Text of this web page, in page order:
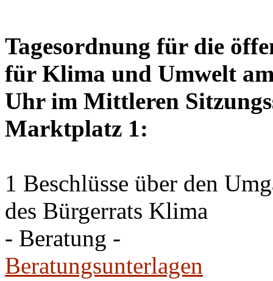
Tagesordnung für die
für Klima und Umwelt
Uhr im Mittleren
Marktplatz 1:
1 Beschlüsse über den
des Bürgerrats Klima
- Beratung -
Beratungsunterlagen